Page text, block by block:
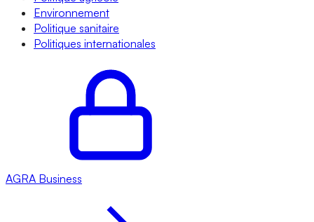
Environnement
Politique sanitaire
Politiques internationales
AGRA Business